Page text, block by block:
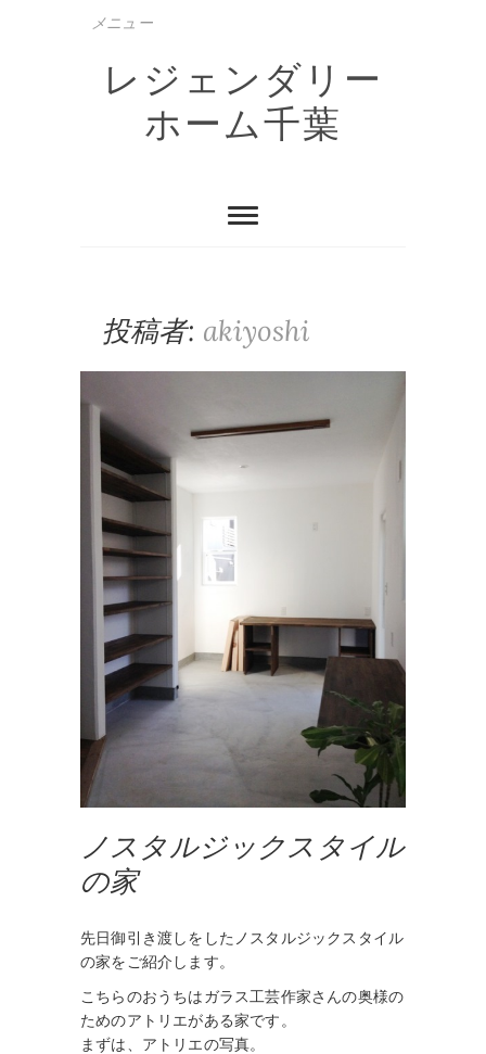
メニュー
レジェンダリー
ホーム千葉
投稿者: akiyoshi
ノスタルジックスタイル
の家
先日御引き渡しをしたノスタルジックスタイル
の家をご紹介します。
こちらのおうちはガラス工芸作家さんの奥様の
ためのアトリエがある家です。
まずは、アトリエの写真。